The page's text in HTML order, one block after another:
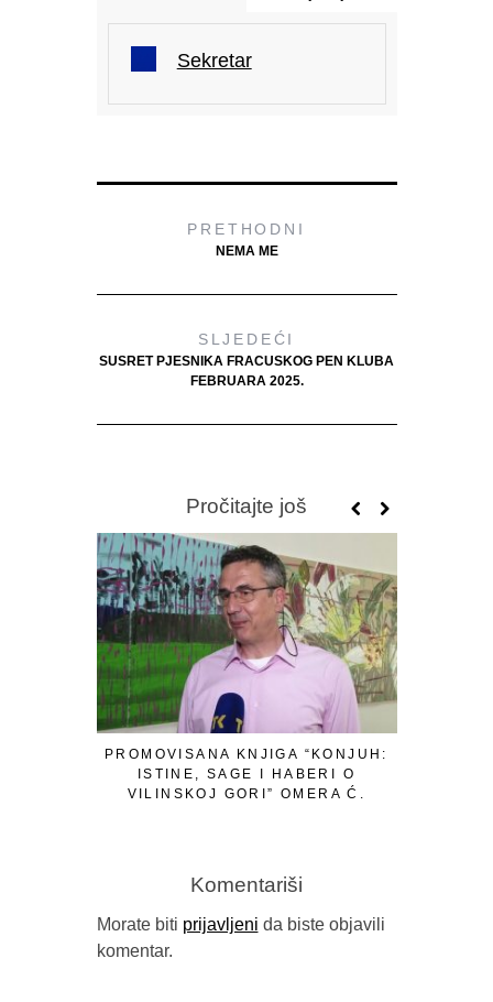
Sekretar
PRETHODNI
NEMA ME
SLJEDEĆI
SUSRET PJESNIKA FRACUSKOG PEN KLUBA
FEBRUARA 2025.
Pročitajte još
PROMOVISANA KNJIGA “KONJUH:
ISTINE, SAGE I HABERI O
VILINSKOJ GORI” OMERA Ć.
Komentariši
Morate biti prijavljeni da biste objavili
komentar.